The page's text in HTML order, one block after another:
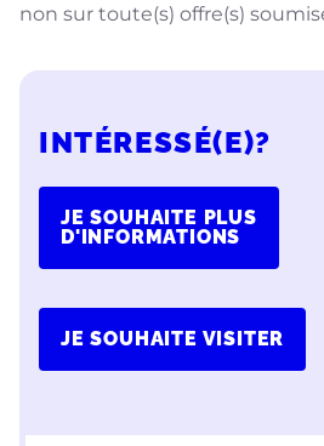
non sur toute(s) offre(s)
INTÉRESSÉ(E)?
JE SOUHAITE PLUS
D'INFORMATIONS
JE SOUHAITE VISITER